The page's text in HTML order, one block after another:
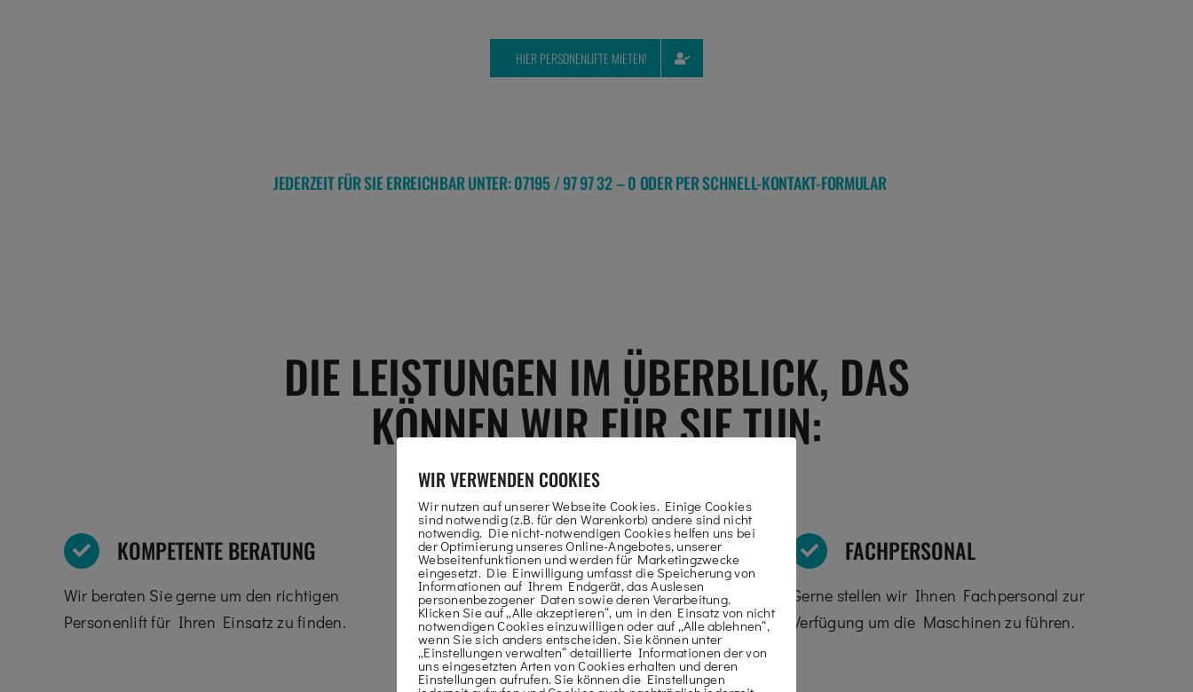
HIER PERSONENLIFTE MIETEN!
JEDERZEIT FÜR SIE ERREICHBAR UNTER: 07195 / 97 97 32 – 0 ODER PER SCHNELL-KONTAKT-FORMULAR
DIE LEISTUNGEN IM ÜBERBLICK, DAS
KÖNNEN WIR FÜR SIE TUN:
KOMPETENTE BERATUNG
Wir beraten Sie gerne um den richtigen
Personenlift für Ihren Einsatz zu finden.
LIEFERUNG IHRES PERSONENLIFTS
Wir liefern den Personenlift bis an die von
Ihnen gewünschte Stelle.
FACHPERSONAL
Gerne stellen wir Ihnen Fachpersonal zur
Verfügung um die Maschinen zu führen.
WIR VERWENDEN COOKIES
Wir nutzen auf unserer Webseite Cookies. Einige Cookies
sind notwendig (z.B. für den Warenkorb) andere sind nicht
notwendig. Die nicht-notwendigen Cookies helfen uns bei
der Optimierung unseres Online-Angebotes, unserer
Webseitenfunktionen und werden für Marketingzwecke
eingesetzt. Die Einwilligung umfasst die Speicherung von
Informationen auf Ihrem Endgerät, das Auslesen
personenbezogener Daten sowie deren Verarbeitung.
Klicken Sie auf „Alle akzeptieren“, um in den Einsatz von nicht
notwendigen Cookies einzuwilligen oder auf „Alle ablehnen“,
wenn Sie sich anders entscheiden. Sie können unter
„Einstellungen verwalten“ detaillierte Informationen der von
uns eingesetzten Arten von Cookies erhalten und deren
Einstellungen aufrufen. Sie können die Einstellungen